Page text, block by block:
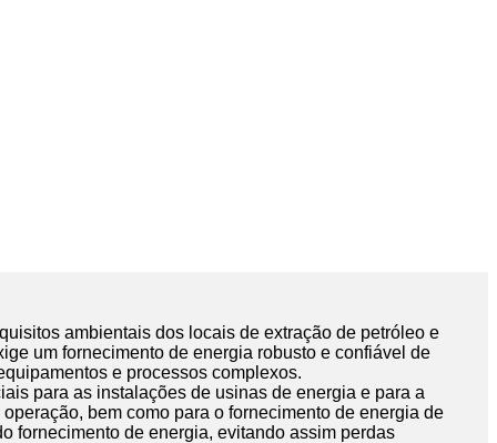
ambientais dos locais de extração de petróleo e
um fornecimento de energia robusto e confiável de
e processos complexos.
para as instalações de usinas de energia e para a
bem como para o fornecimento de energia de
fornecimento de energia, evitando assim perdas